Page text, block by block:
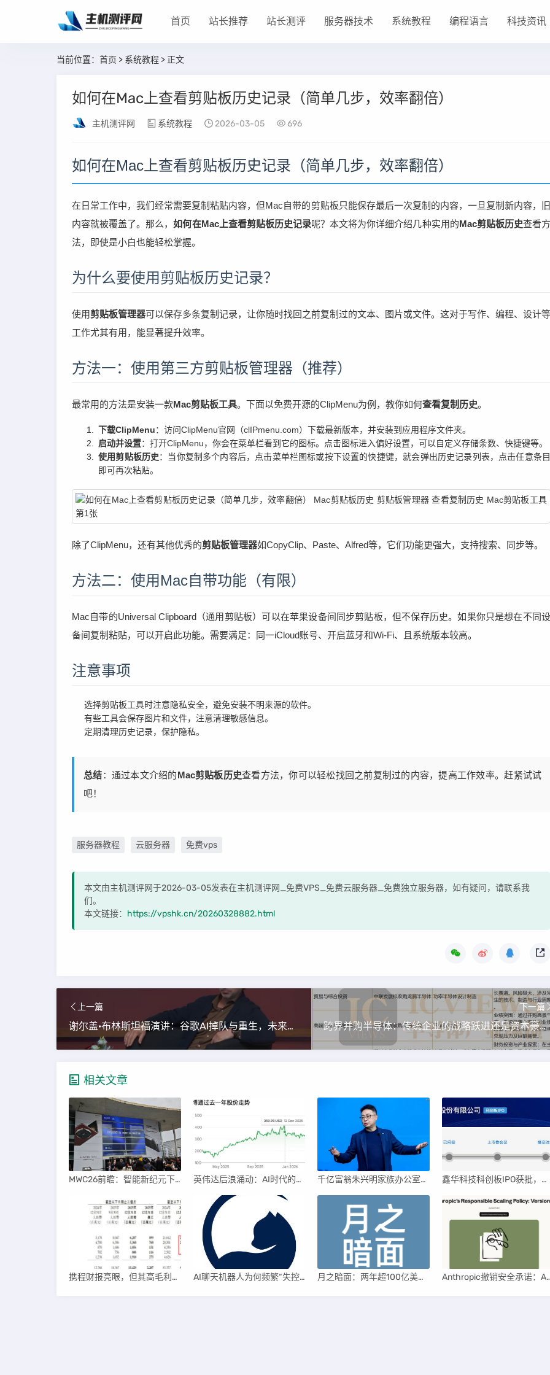
首页 站长推荐 站长测评 服务器技术 系统教程 编程语言 科技资讯
当前位置： 首页 > 系统教程 > 正文
如何在Mac上查看剪贴板历史记录（简单几步，效率翻倍）
主机测评网 系统教程 2026-03-05 696
如何在Mac上查看剪贴板历史记录（简单几步，效率翻倍）
在日常工作中，我们经常需要复制粘贴内容，但Mac自带的剪贴板只能保存最后一次复制的内容，一旦复制新内容，旧
内容就被覆盖了。那么，如何在Mac上查看剪贴板历史记录呢？本文将为你详细介绍几种实用的Mac剪贴板历史查看
法，即使是小白也能轻松掌握。
为什么要使用剪贴板历史记录？
使用剪贴板管理器可以保存多条复制记录，让你随时找回之前复制过的文本、图片或文件。这对于写作、编程、设计等
工作尤其有用，能显著提升效率。
方法一：使用第三方剪贴板管理器（推荐）
最常用的方法是安装一款Mac剪贴板工具。下面以免费开源的ClipMenu为例，教你如何查看复制历史。
下载ClipMenu：访问ClipMenu官网（clIPmenu.com）下载最新版本，并安装到应用程序文件夹。
启动并设置：打开ClipMenu，你会在菜单栏看到它的图标。点击图标进入偏好设置，可以自定义存储条数、快捷键等。
使用剪贴板历史：当你复制多个内容后，点击菜单栏图标或按下设置的快捷键，就会弹出历史记录列表，点击任意条
即可再次粘贴。
除了ClipMenu，还有其他优秀的剪贴板管理器如CopyClip、Paste、Alfred等，它们功能更强大，支持搜索、同步等。
方法二：使用Mac自带功能（有限）
Mac自带的Universal Clipboard（通用剪贴板）可以在苹果设备间同步剪贴板，但不保存历史。如果你只是想在不同设
备间复制粘贴，可以开启此功能。需要满足：同一iCloud账号、开启蓝牙和Wi-Fi、且系统版本较高。
注意事项
选择剪贴板工具时注意隐私安全，避免安装不明来源的软件。
有些工具会保存图片和文件，注意清理敏感信息。
定期清理历史记录，保护隐私。
总结：通过本文介绍的Mac剪贴板历史查看方法，你可以轻松找回之前复制过的内容，提高工作效率。赶紧试试
吧！
服务器教程 云服务器 免费vps
本文由主机测评网于2026-03-05发表在主机测评网_免费VPS_免费云服务器_免费独立服务器，如有疑问，请联系我
们。
本文链接： https://vpshk.cn/20260328882.html
上一篇
谢尔盖·布林斯坦福演讲：谷歌AI掉队与重生，未来技术展望
下一篇
跨界并购半导体：传统企业的战略跃进还是资本豪赌？
相关文章
MWC26前瞻：智能新纪元下的科技盛宴 英伟达后浪涌动：AI时代的新王者与隐忧 千亿富翁朱兴明家族办公室进军VC圈 鑫华科技科创板IPO获批，领跑国内半导体材料市场
携程财报亮眼，但其高毛利引发行业争议 AI聊天机器人为何频繁“失控”，背后原因及解决方案解析 月之暗面：两年超100亿美元估值，K2.5引领AI新纪元 Anthropic撤销安全承诺